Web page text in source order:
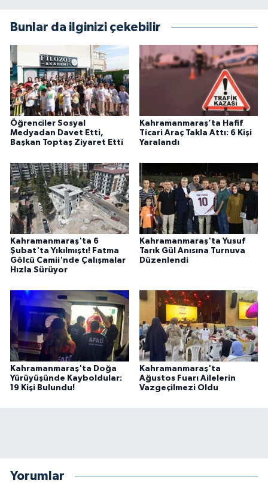
Bunlar da ilginizi çekebilir
Öğrenciler Sosyal
Medyadan Davet Etti,
Başkan Toptaş Ziyaret Etti
Kahramanmaraş’ta Hafif
Ticari Araç Takla Attı: 6 Kişi
Yaralandı
Kahramanmaraş'ta 6
Şubat'ta Yıkılmıştı! Fatma
Gölcü Camii'nde Çalışmalar
Hızla Sürüyor
Kahramanmaraş'ta Yusuf
Tarık Gül Anısına Turnuva
Düzenlendi
Kahramanmaraş'ta Doğa
Yürüyüşünde Kayboldular:
19 Kişi Bulundu!
Kahramanmaraş'ta
Ağustos Fuarı Ailelerin
Vazgeçilmezi Oldu
Yorumlar